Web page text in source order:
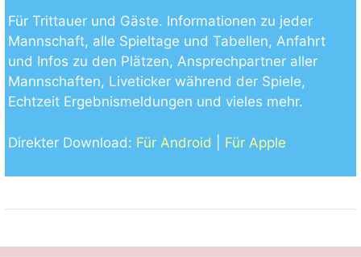
Für Trittauer und Gäste. Informationen zu jeder
Mannschaft, alle Spieltage und Tabellen, Anfahrt
und Infos zu den Plätzen, Ansprechpartner aller
Mannschaften, Liveticker während der Spiele,
Echtzeit Ergebnismeldungen und vieles mehr.
Direkter Download: Für Android Für Apple